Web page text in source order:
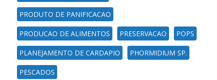
PRODUTO DE PANIFICACAO
PRODUCAO DE ALIMENTOS PRESERVACAO POPS
PLANEJAMENTO DE CARDAPIO PHORMIDIUM SP.
PESCADOS